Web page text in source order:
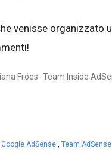
venisse organizzato
Fróes- Team Inside
Google AdSense , Team AdSense